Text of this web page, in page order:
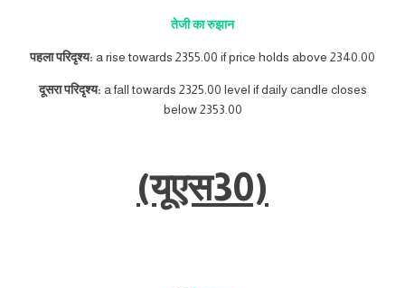
तेजी का रुझान
पहला परिदृश्य: a rise towards 2355.00 if price holds above 2340.00
दूसरा परिदृश्य: a fall towards 2325.00 level if daily candle closes
below 2353.00
(यूएस30)